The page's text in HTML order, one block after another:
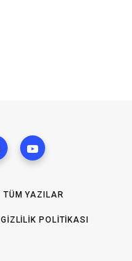
TÜM YAZILAR
GIZLILIK POLITIKASI